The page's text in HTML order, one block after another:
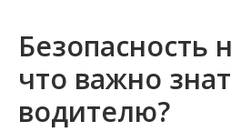
Безопасность
что важно
водителю?